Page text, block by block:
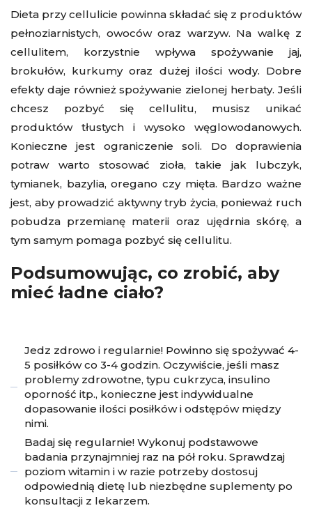
Dieta przy cellulicie powinna składać się z produktów
pełnoziarnistych, owoców oraz warzyw. Na walkę z
cellulitem, korzystnie wpływa spożywanie jaj,
brokułów, kurkumy oraz dużej ilości wody. Dobre
efekty daje również spożywanie zielonej herbaty. Jeśli
chcesz pozbyć się cellulitu, musisz unikać
produktów tłustych i wysoko węglowodanowych.
Konieczne jest ograniczenie soli. Do doprawienia
potraw warto stosować zioła, takie jak lubczyk,
tymianek, bazylia, oregano czy mięta. Bardzo ważne
jest, aby prowadzić aktywny tryb życia, ponieważ ruch
pobudza przemianę materii oraz ujędrnia skórę, a
tym samym pomaga pozbyć się cellulitu.
Podsumowując, co zrobić, aby
mieć ładne ciało?
Jedz zdrowo i regularnie! Powinno się spożywać 4-
5 posiłków co 3-4 godzin. Oczywiście, jeśli masz
problemy zdrowotne, typu cukrzyca, insulino
oporność itp., konieczne jest indywidualne
dopasowanie ilości posiłków i odstępów między
nimi.
Badaj się regularnie! Wykonuj podstawowe
badania przynajmniej raz na pół roku. Sprawdzaj
poziom witamin i w razie potrzeby dostosuj
odpowiednią dietę lub niezbędne suplementy po
konsultacji z lekarzem.